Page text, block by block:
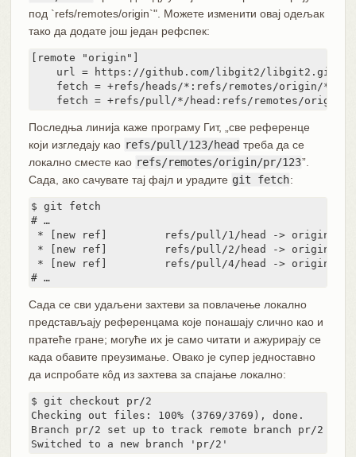
под `refs/remotes/origin`". Можете изменити овај одељак
тако да додате још један рефспек:
[remote "origin"]
    url = https://github.com/libgit2/libgit2.git
    fetch = +refs/heads/*:refs/remotes/origin/*
fetch = +refs/pull/*/head:refs/remotes/origin/
Последња линија каже програму Гит, „све референце
који изгледају као refs/pull/123/head треба да се
локално сместе као refs/remotes/origin/pr/123”.
Сада, ако сачувате тај фајл и урадите git fetch:
$ git fetch
# …
* [new ref]         refs/pull/1/head -> origin/pr/
* [new ref]         refs/pull/2/head -> origin/pr/
* [new ref]         refs/pull/4/head -> origin/pr/
# …
Сада се сви удаљени захтеви за повлачење локално
представљају референцама које понашају слично као и
пратеће гране; могуће их је само читати и ажурирају се
када обавите преузимање. Овако је супер једноставно
да испробате кôд из захтева за спајање локално:
$ git checkout pr/2
Checking out files: 100% (3769/3769), done.
Branch pr/2 set up to track remote branch pr/2
Switched to a new branch 'pr/2'